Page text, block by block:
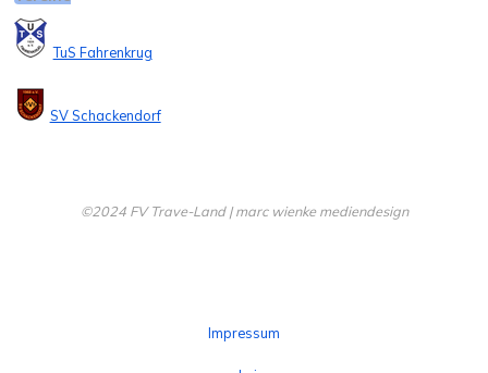
TuS Fahrenkrug
SV Schackendorf
©2024 FV Trave-Land | marc wienke mediendesign
Impressum